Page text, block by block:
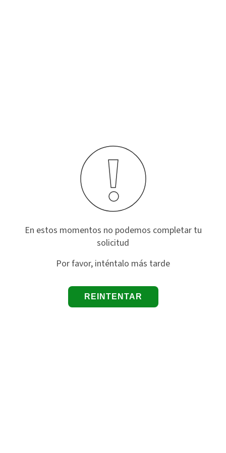
En estos momentos no podemos completar tu
solicitud
Por favor, inténtalo más tarde
REINTENTAR